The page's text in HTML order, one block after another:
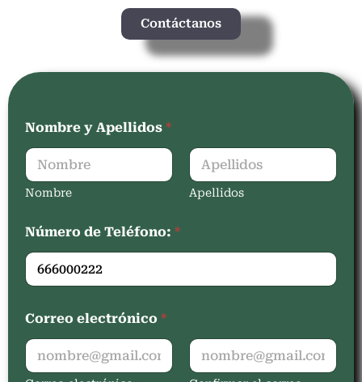
Contáctanos
Nombre y Apellidos *
Nombre Apellidos
Número de Teléfono: *
Correo electrónico *